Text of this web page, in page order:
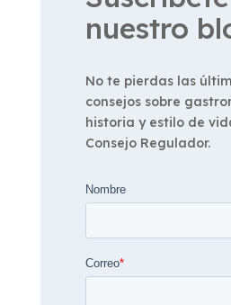
nuestro
No te pierdas las
consejos sobre
historia y estilo de
Consejo Regulador.